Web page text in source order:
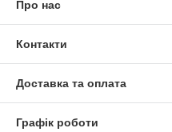
Про нас
Контакти
Доставка та оплата
Графік роботи